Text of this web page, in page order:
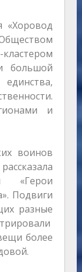
«Хоровод
большой
и
воинов
«Герои
Подвиги
разные
более